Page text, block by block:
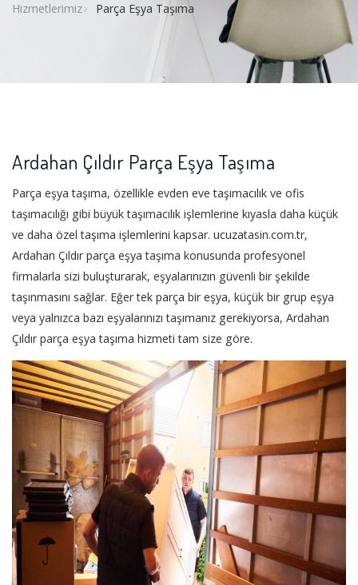
Hizmetlerimiz Parça Eşya Taşıma
Ardahan Çıldır Parça Eşya Taşıma
Parça eşya taşıma, özellikle evden eve taşımacılık ve ofis
taşımacılığı gibi büyük taşımacılık işlemlerine kıyasla daha küçük
ve daha özel taşıma işlemlerini kapsar. ucuzatasin.com.tr,
Ardahan Çıldır parça eşya taşıma konusunda profesyonel
firmalarla sizi buluşturarak, eşyalarınızın güvenli bir şekilde
taşınmasını sağlar. Eğer tek parça bir eşya, küçük bir grup eşya
veya yalnızca bazı eşyalarınızı taşımanız gerekiyorsa, Ardahan
Çıldır parça eşya taşıma hizmeti tam size göre.